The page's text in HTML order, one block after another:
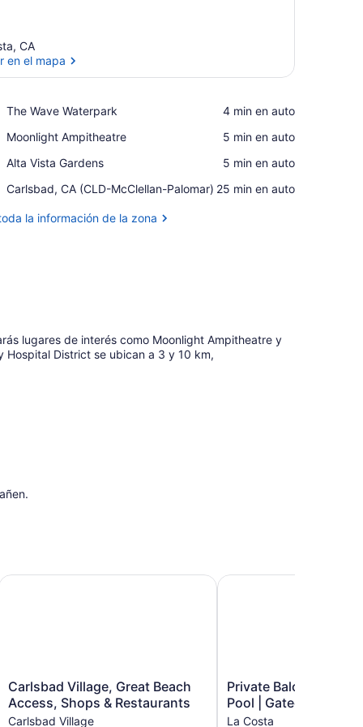
CA
en el mapa
The Wave Waterpark
Place,
Wave
‪4 min en auto‬
Moonlight Ampitheatre
Place,
Ampitheatre
‪5 min en auto‬
Alta Vista Gardens
Place,
Vista
‪5 min en auto‬
Carlsbad, CA (CLD-McClellan-Palomar)
Airport,
CA
‪25 min en auto‬
la información de la zona
lugares de interés como Moonlight Ampitheatre y
Hospital District se ubican a 3 y 10 km,
Carlsbad
Village,
Great
Carlsbad Village, Great Beach
Access, Shops & Restaurants
Carlsbad Village
Carlsbad Village, Great Beach Access, Shops & Restaurants
Private
Balcony
Overlooking
Private Balcony
Pool | Gated Parking
La Costa
Private Balcony